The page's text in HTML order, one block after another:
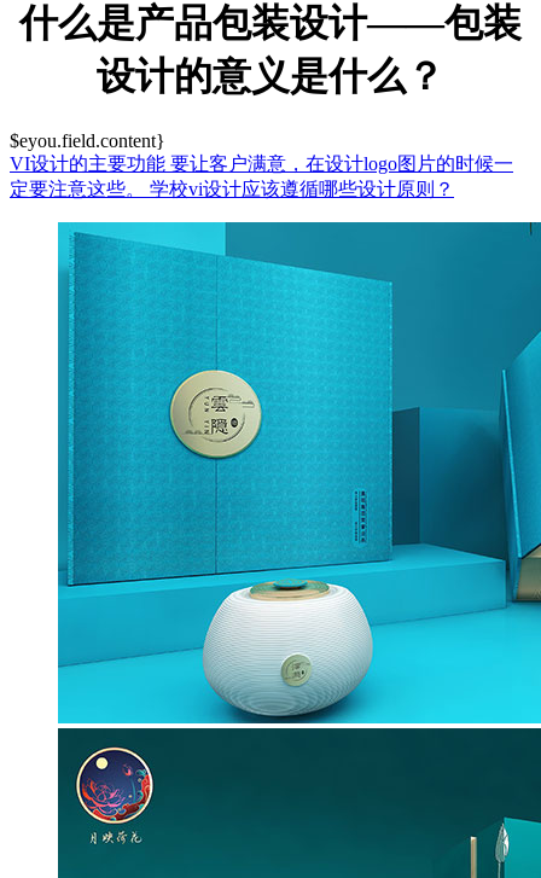
什么是产品包装设计——包装
设计的意义是什么？
$eyou.field.content}
VI设计的主要功能 要让客户满意，在设计logo图片的时候一
定要注意这些。 学校vi设计应该遵循哪些设计原则？